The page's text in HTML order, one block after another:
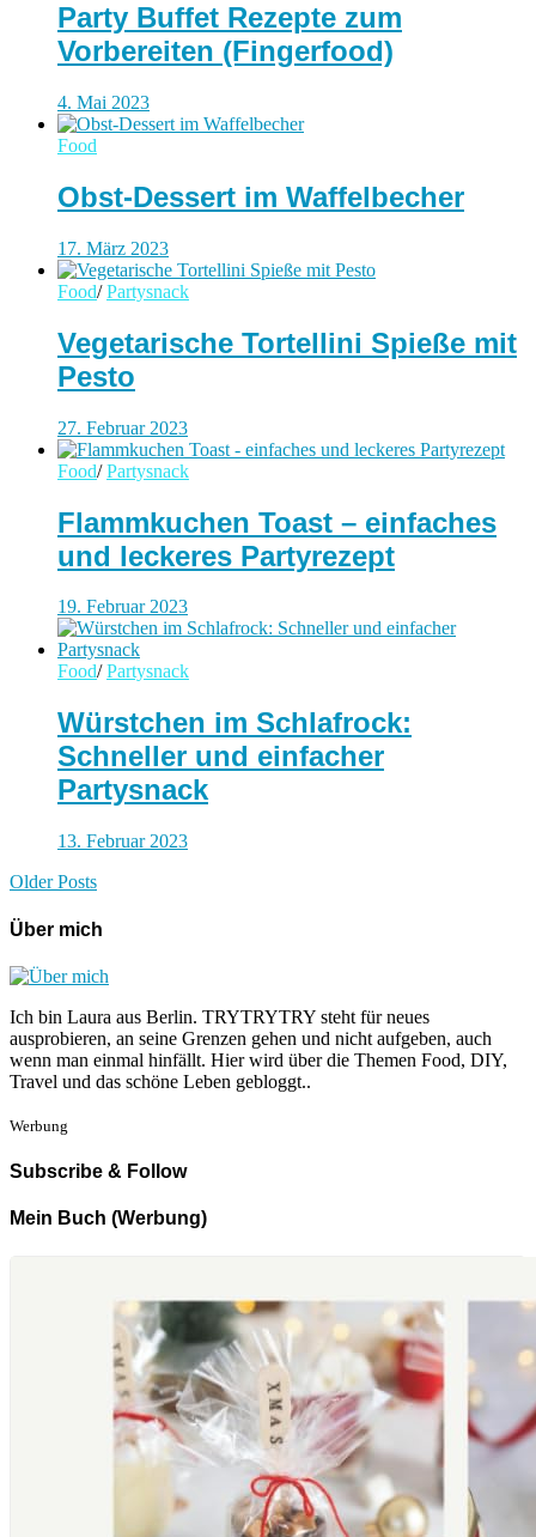
Party Buffet Rezepte zum
Vorbereiten (Fingerfood)
4. Mai 2023
Food
Obst-Dessert im Waffelbecher
17. März 2023
Food/ Partysnack
Vegetarische Tortellini Spieße mit
Pesto
27. Februar 2023
Food/ Partysnack
Flammkuchen Toast – einfaches
und leckeres Partyrezept
19. Februar 2023
Food/ Partysnack
Würstchen im Schlafrock:
Schneller und einfacher
Partysnack
13. Februar 2023
Older Posts
Über mich
Ich bin Laura aus Berlin. TRYTRYTRY steht für neues
ausprobieren, an seine Grenzen gehen und nicht aufgeben, auch
wenn man einmal hinfällt. Hier wird über die Themen Food, DIY,
Travel und das schöne Leben gebloggt..
Werbung
Subscribe & Follow
Mein Buch (Werbung)